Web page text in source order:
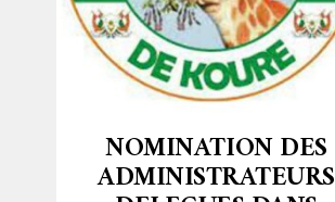
NOMINATION DES
ADMINISTRATEURS